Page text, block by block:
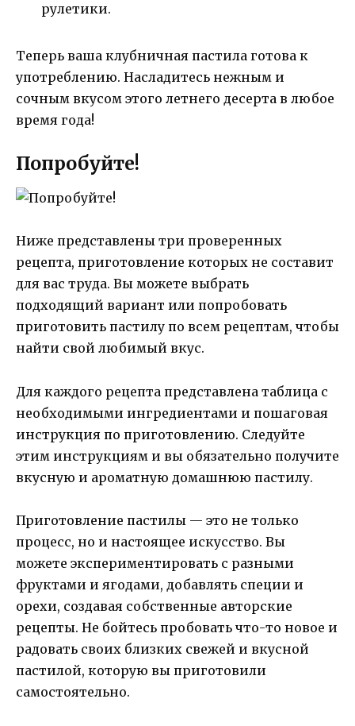
рулетики.
Теперь ваша клубничная пастила готова к
употреблению. Насладитесь нежным и
сочным вкусом этого летнего десерта в любое
время года!
Попробуйте!
Ниже представлены три проверенных
рецепта, приготовление которых не составит
для вас труда. Вы можете выбрать
подходящий вариант или попробовать
приготовить пастилу по всем рецептам, чтобы
найти свой любимый вкус.
Для каждого рецепта представлена таблица с
необходимыми ингредиентами и пошаговая
инструкция по приготовлению. Следуйте
этим инструкциям и вы обязательно получите
вкусную и ароматную домашнюю пастилу.
Приготовление пастилы — это не только
процесс, но и настоящее искусство. Вы
можете экспериментировать с разными
фруктами и ягодами, добавлять специи и
орехи, создавая собственные авторские
рецепты. Не бойтесь пробовать что-то новое и
радовать своих близких свежей и вкусной
пастилой, которую вы приготовили
самостоятельно.